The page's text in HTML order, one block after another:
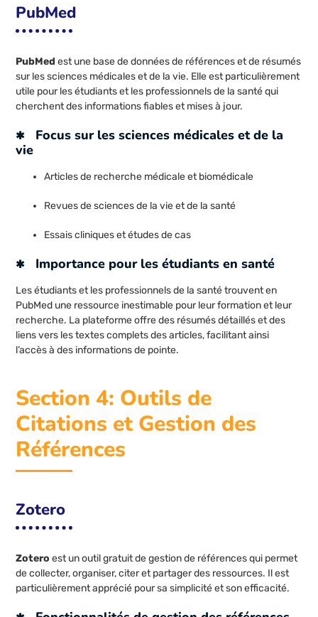
PubMed
PubMed est une base de données de références et de résumés
sur les sciences médicales et de la vie. Elle est particulièrement
utile pour les étudiants et les professionnels de la santé qui
cherchent des informations fiables et mises à jour.
Focus sur les sciences médicales et de la
vie
Articles de recherche médicale et biomédicale
Revues de sciences de la vie et de la santé
Essais cliniques et études de cas
Importance pour les étudiants en santé
Les étudiants et les professionnels de la santé trouvent en
PubMed une ressource inestimable pour leur formation et leur
recherche. La plateforme offre des résumés détaillés et des
liens vers les textes complets des articles, facilitant ainsi
l’accès à des informations de pointe.
Section 4: Outils de
Citations et Gestion des
Références
Zotero
Zotero est un outil gratuit de gestion de références qui permet
de collecter, organiser, citer et partager des ressources. Il est
particulièrement apprécié pour sa simplicité et son efficacité.